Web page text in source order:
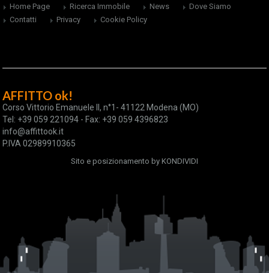
Home Page Ricerca Immobile News
Dove Siamo
Contatti
Privacy Cookie Policy
AFFITTO ok!
Corso Vittorio Emanuele II, n°1- 41122 Modena (MO)
Tel: +39 059 221094 - Fax: +39 059 4396823
info@affittook.it
P.IVA 02989910365
Sito e posizionamento by KONDIVIDI